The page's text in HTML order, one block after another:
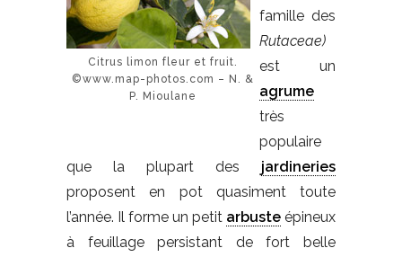
Citrus limon fleur et fruit.
©www.map-photos.com – N. &
P. Mioulane
famille des
Rutaceae)
est un
agrume
très
populaire
que la plupart des jardineries
proposent en pot quasiment toute
l’année. Il forme un petit arbuste épineux
à feuillage persistant de fort belle